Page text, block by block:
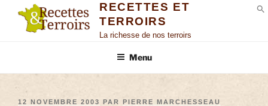
RECETTES ET
TERROIRS
La richesse de nos terroirs
Menu
12 NOVEMBRE 2003 PAR PIERRE MARCHESSEAU